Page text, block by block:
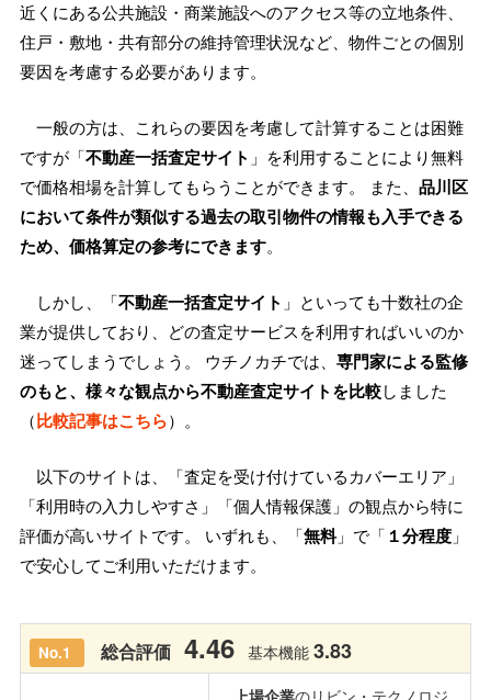
近くにある公共施設・商業施設へのアクセス等の立地条件、
住戸・敷地・共有部分の維持管理状況など、物件ごとの個別
要因を考慮する必要があります。
一般の方は、これらの要因を考慮して計算することは困難
ですが「不動産一括査定サイト 」を利用することにより無料
で価格相場を計算してもらうことができます。 また、 品川区
において条件が類似する過去の取引物件の情報も入手できる
ため、価格算定の参考にできます。
しかし、「不動産一括査定サイト 」といっても十数社の企
業が提供しており、どの査定サービスを利用すればいいのか
迷ってしまうでしょう。 ウチノカチでは、 専門家による監修
のもと、様々な観点から不動産査定サイトを比較しました
（比較記事はこちら）。
以下のサイトは、「査定を受け付けているカバーエリア」
「利用時の入力しやすさ」「個人情報保護」の観点から特に
評価が高いサイトです。 いずれも、「無料」で「 １分程度 」
で安心してご利用いただけます。